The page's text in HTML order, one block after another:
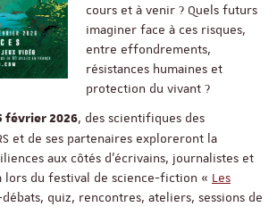
cours et à venir ? Quels futurs
imaginer face à ces risques,
entre effondrements,
résistances humaines et
protection du vivant ?
février 2026, des scientifiques des
et de ses partenaires exploreront la
aux côtés d’écrivains, journalistes et
lors du festival de science-fiction « Les
débats, quiz, rencontres, ateliers, sessions de